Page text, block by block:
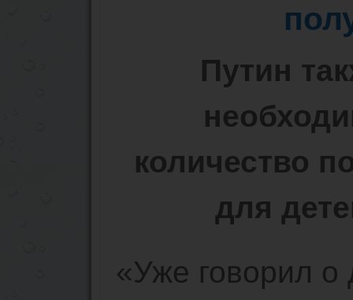
Путин
количество
для
«Уже говорил о